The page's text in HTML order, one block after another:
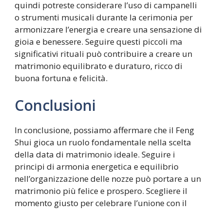
quindi potreste considerare l’uso di campanelli
o strumenti musicali durante la cerimonia per
armonizzare l’energia e creare una sensazione di
gioia e benessere. Seguire questi piccoli ma
significativi rituali può contribuire a creare un
matrimonio equilibrato e duraturo, ricco di
buona fortuna e felicità.
Conclusioni
In conclusione, possiamo affermare che il Feng
Shui gioca un ruolo fondamentale nella scelta
della data di matrimonio ideale. Seguire i
principi di armonia energetica e equilibrio
nell’organizzazione delle nozze può portare a un
matrimonio più felice e prospero. Scegliere il
momento giusto per celebrare l’unione con il